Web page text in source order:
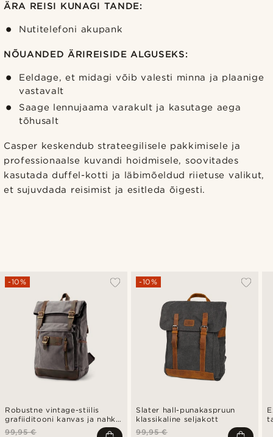
ÄRA REISI KUNAGI TANDE:
Nutitelefoni akupank
NÕUANDED ÄRIREISIDE ALGUSEKS:
Eeldage, et midagi võib valesti minna ja plaanige
vastavalt
Saage lennujaama varakult ja kasutage aega
tõhusalt
Casper keskendub strateegilisele pakkimisele ja
professionaalse kuvandi hoidmisele, soovitades
kasutada duffel-kotti ja läbimõeldud riietuse valikut,
et sujuvdada reisimist ja esitleda õigesti.
Robustne vintage-stiilis
grafiiditooni kanvas ja nahk
seljakott
-10%
99,95 €
Slater hall-punakaspruun
klassikaline seljakott
-10%
99,95 €